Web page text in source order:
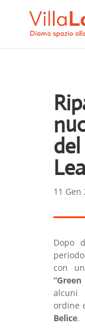
del
11 Gen
Dopo
con
alcuni
ordine
Belìce.